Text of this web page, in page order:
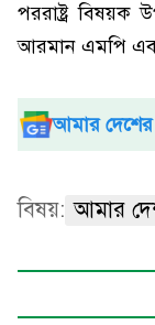
পররাষ্ট্র বিষয়ক
আরমান এমপি
আমার
বিষয়: আমার